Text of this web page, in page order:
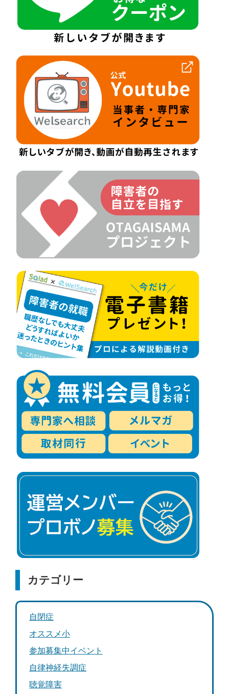
カテゴリー
自閉症
オススメ小
参加募集中イベント
自律神経失調症
聴覚障害